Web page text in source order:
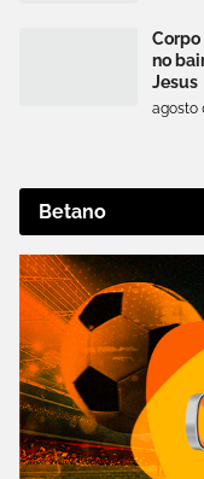
no
Jesus
agosto
Betano